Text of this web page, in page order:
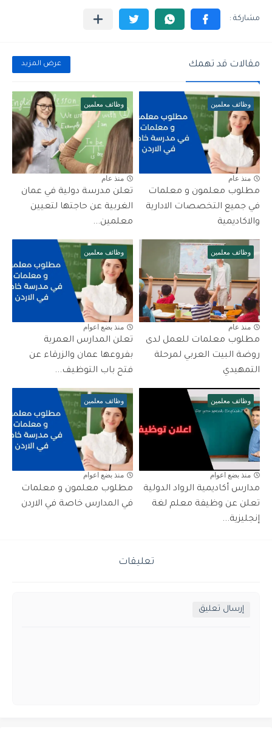
مقالات قد تهمك عرض المزيد
وظائف معلمين
منذ عام
مطلوب معلمون و معلمات
في جميع التخصصات الادارية
والاكاديمية
وظائف معلمين
منذ عام
تعلن مدرسة دولية في عمان
الغربية عن حاجتها لتعيين
معلمين...
وظائف معلمين
منذ عام
مطلوب معلمات للعمل لدى
روضة البيت العربي لمرحلة
التمهيدي
وظائف معلمين
منذ بضع اعوام
تعلن المدارس العمرية
بفروعها عمان والزرقاء عن
فتح باب التوظيف...
وظائف معلمين
منذ بضع اعوام
مدارس أكاديمية الرواد الدولية
تعلن عن وظيفة معلم لغة
إنجليزية...
وظائف معلمين
منذ بضع اعوام
مطلوب معلمون و معلمات
في المدارس خاصة في الاردن
تعليقات
إرسال تعليق